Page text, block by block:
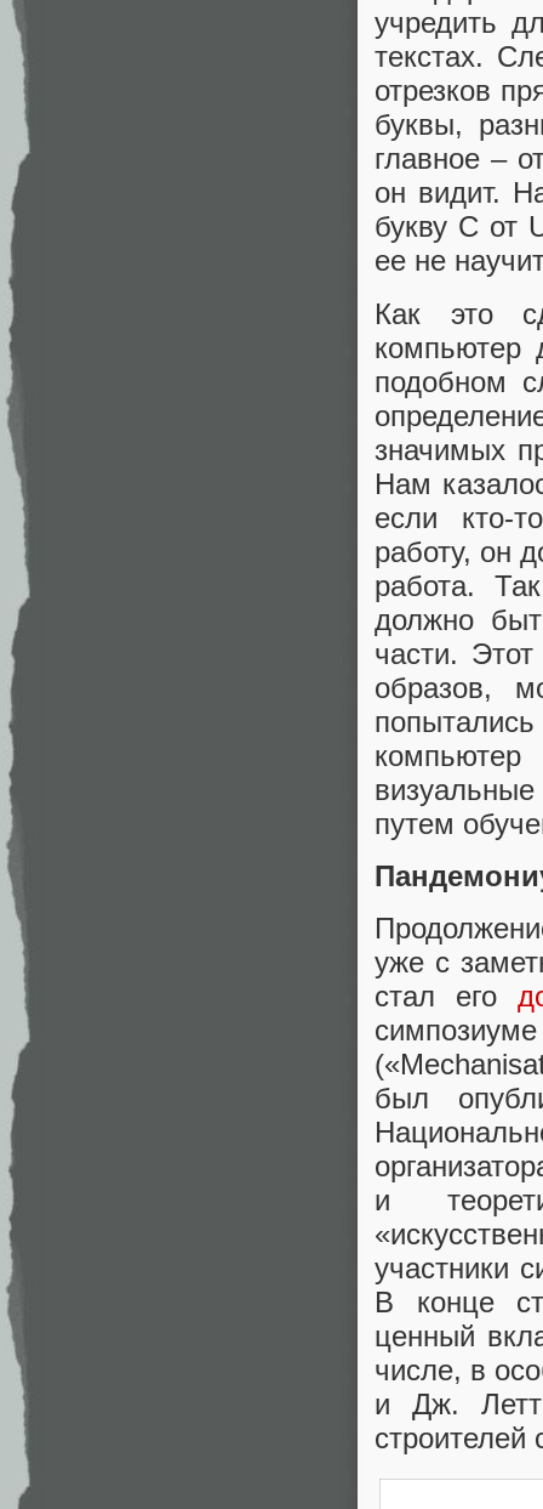
учредить
текстах.
отрезков
буквы,
главное –
он видит.
букву С от
ее не
Как это
подобном
значимых
Нам
если кто-
работу, он
работа.
должно
части.
образов,
путем
уже с
стал его
был
и
участники
В конце
ценный
числе, в
и Дж.